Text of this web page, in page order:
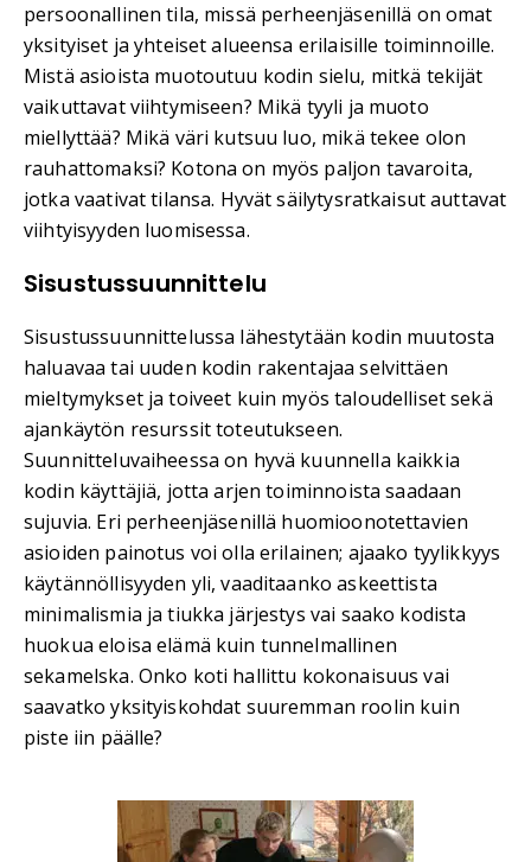
persoonallinen tila, missä perheenjäsenillä on omat
yksityiset ja yhteiset alueensa erilaisille toiminnoille.
Mistä asioista muotoutuu kodin sielu, mitkä tekijät
vaikuttavat viihtymiseen? Mikä tyyli ja muoto
miellyttää? Mikä väri kutsuu luo, mikä tekee olon
rauhattomaksi? Kotona on myös paljon tavaroita,
jotka vaativat tilansa. Hyvät säilytysratkaisut auttavat
viihtyisyyden luomisessa.
Sisustussuunnittelu
Sisustussuunnittelussa lähestytään kodin muutosta
haluavaa tai uuden kodin rakentajaa selvittäen
mieltymykset ja toiveet kuin myös taloudelliset sekä
ajankäytön resurssit toteutukseen.
Suunnitteluvaiheessa on hyvä kuunnella kaikkia
kodin käyttäjiä, jotta arjen toiminnoista saadaan
sujuvia. Eri perheenjäsenillä huomioonotettavien
asioiden painotus voi olla erilainen; ajaako tyylikkyys
käytännöllisyyden yli, vaaditaanko askeettista
minimalismia ja tiukka järjestys vai saako kodista
huokua eloisa elämä kuin tunnelmallinen
sekamelska. Onko koti hallittu kokonaisuus vai
saavatko yksityiskohdat suuremman roolin kuin
piste iin päälle?